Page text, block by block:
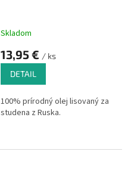
Skladom
13,95 € / ks
DETAIL
100% prírodný olej lisovaný za
studena z Ruska.